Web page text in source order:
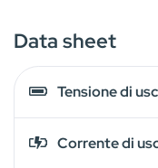
Data sheet
Tensione di
Corrente di